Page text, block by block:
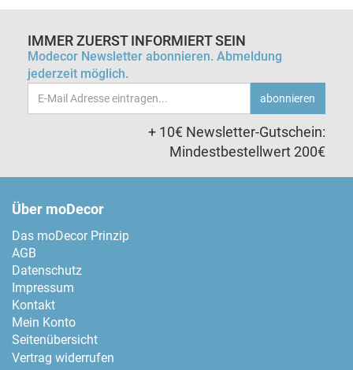
IMMER ZUERST INFORMIERT SEIN
Modecor Newsletter abonnieren. Abmeldung
jederzeit möglich.
Email-
Adresse
abonnieren
+ 10€ Newsletter-Gutschein:
Mindestbestellwert 200€
Über moDecor
Das moDecor Prinzip
AGB
Datenschutz
Impressum
Kontakt
Mein Konto
Seitenübersicht
Vertrag widerrufen